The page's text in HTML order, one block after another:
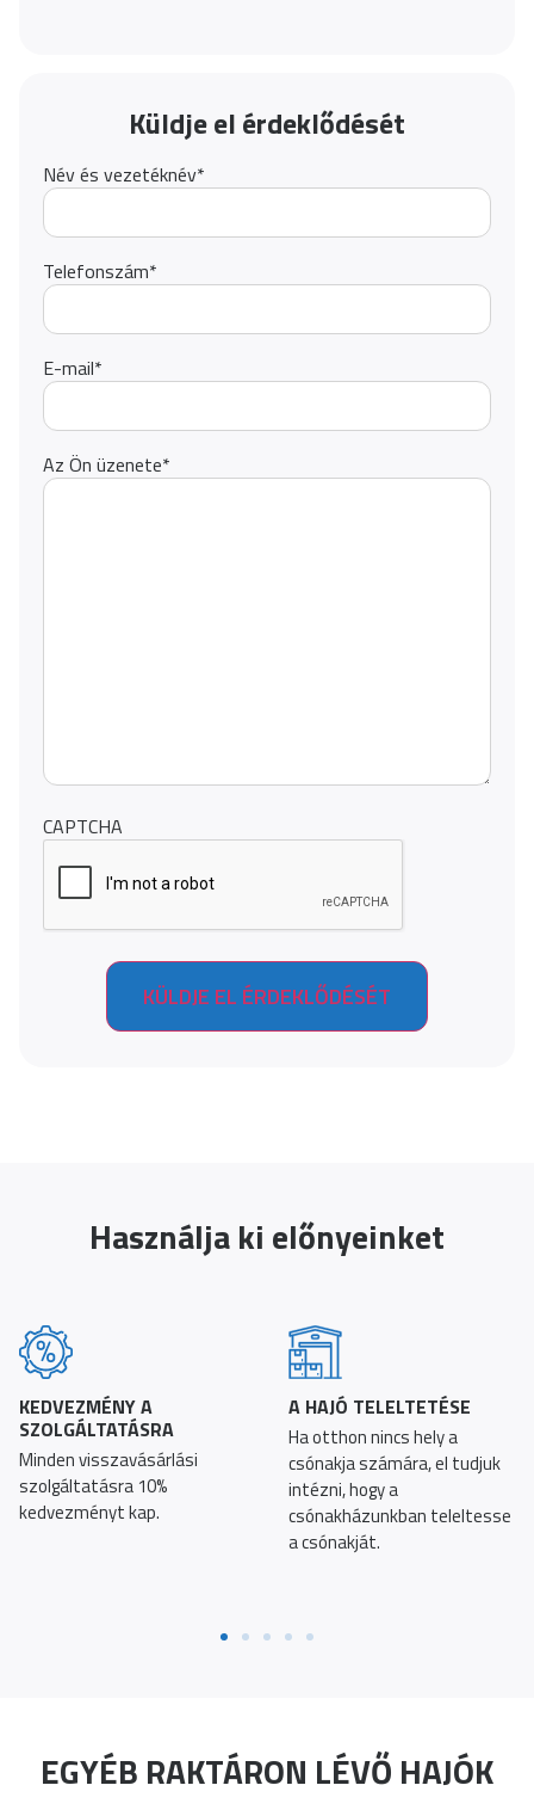
Küldje el érdeklődését
Név és vezetéknév*
Telefonszám*
E-mail*
Az Ön üzenete*
CAPTCHA
Használja ki előnyeinket
KEDVEZMÉNY A
SZOLGÁLTATÁSRA
Minden visszavásárlási
szolgáltatásra 10%
kedvezményt kap.
A HAJÓ TELELTETÉSE
Ha otthon nincs hely a
csónakja számára, el tudjuk
intézni, hogy a
csónakházunkban teleltesse
a csónakját.
EGYÉB RAKTÁRON LÉVŐ HAJÓK